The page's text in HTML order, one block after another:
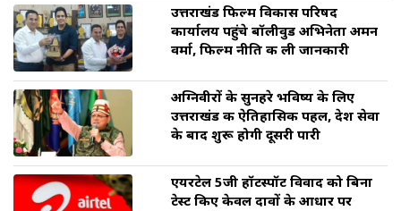
उत्तराखंड फिल्म विकास परिषद
कार्यालय पहुंचे बॉलीवुड अभिनेता अमन
वर्मा, फिल्म नीति की ली जानकारी
अग्निवीरों के सुनहरे भविष्य के लिए
उत्तराखंड की ऐतिहासिक पहल, देश सेवा
के बाद शुरू होगी दूसरी पारी
एयरटेल 5जी हॉटस्पॉट विवाद को बिना
टेस्ट किए केवल दावों के आधार पर